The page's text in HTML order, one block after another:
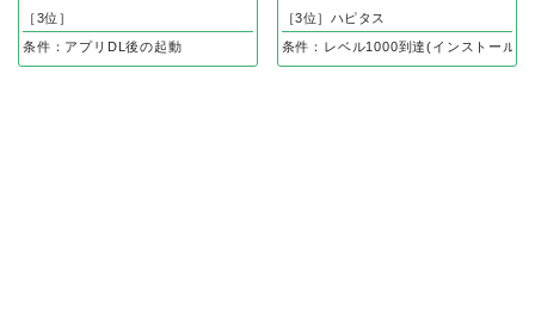
［3位］
条件：アプリDL後の起動
［3位］ハピタス
条件：レベル1000到達(インストール後